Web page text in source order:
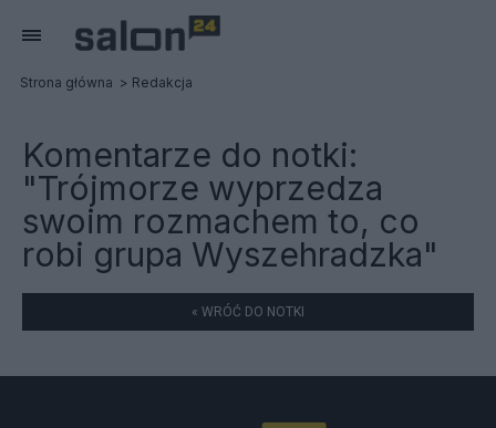
Strona główna Redakcja
Komentarze do notki:
"Trójmorze wyprzedza
swoim rozmachem to, co
robi grupa Wyszehradzka"
« WRÓĆ DO NOTKI